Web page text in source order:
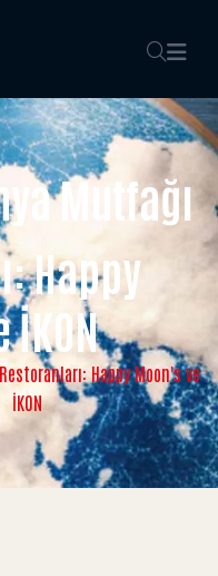
Mutfağı
Happy
Happy Moon's ve
İKON